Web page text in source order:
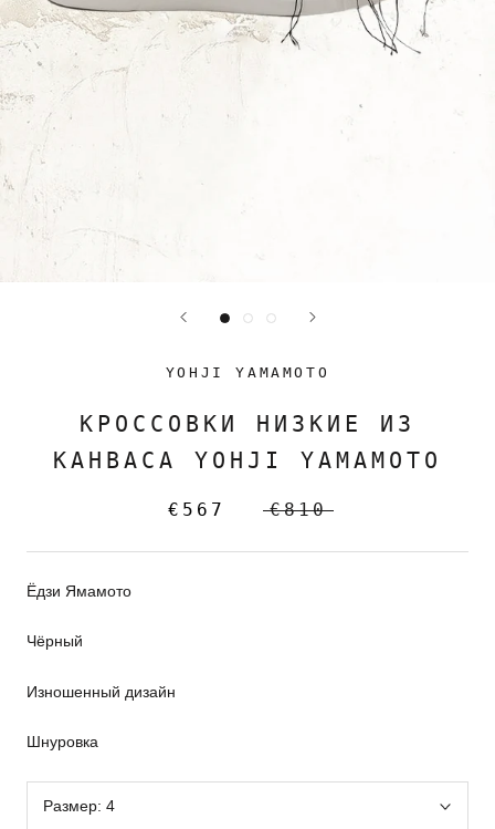
YOHJI YAMAMOTO
КРОССОВКИ НИЗКИЕ ИЗ
КАНВАСА YOHJI YAMAMOTO
€567 €810
Ёдзи Ямамото
Чёрный
Изношенный дизайн
Шнуровка
Размер: 4